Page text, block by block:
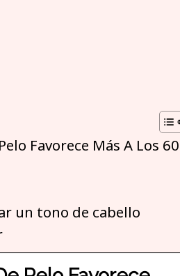
Favorece Más A Los 60
un tono de cabello